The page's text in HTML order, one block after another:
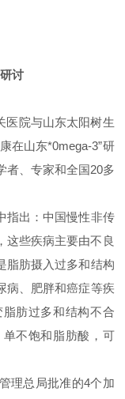
讨
医院与山东太阳树生
在山东*0mega-3”研
者、专家和全国20多
出：中国慢性非传
这些疾病主要由不良
脂肪摄入过多和结构
病、肥胖和癌症等疾
肪过多和结构不合
单不饱和脂肪酸，可
理总局批准的4个加